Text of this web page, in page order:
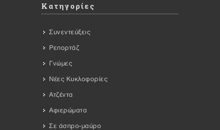
Κατηγορίες
Συνεντεύξεις
Ρεπορτάζ
Γνώμες
Νέες Κυκλοφορίες
Ατζέντα
Αφιερώματα
Σε άσπρο-μαύρο